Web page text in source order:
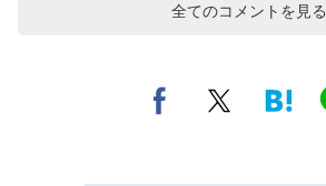
全てのコメントを見る